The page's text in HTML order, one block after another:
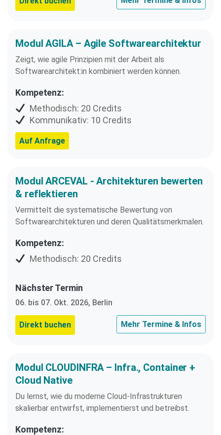
Modul AGILA – Agile Softwarearchitektur
Zeigt, wie agile Prinzipien mit der Arbeit als
Softwarearchitekt:in kombiniert werden können.
Kompetenz:
Methodisch: 20 Credits
Kommunikativ: 10 Credits
Auf Anfrage
Modul ARCEVAL - Architekturen bewerten
& reflektieren
Vermittelt die systematische Bewertung von
Softwarearchitekturen und deren Qualitätsmerkmalen.
Kompetenz:
Methodisch: 20 Credits
Nächster Termin
06. bis 07. Okt. 2026, Berlin
Direkt buchen Mehr Termine & Infos
Modul CLOUDINFRA – Infra., Container +
Cloud Native
Du lernst, wie du moderne Cloud-Infrastrukturen
skalierbar entwirfst, implementierst und betreibst.
Kompetenz: